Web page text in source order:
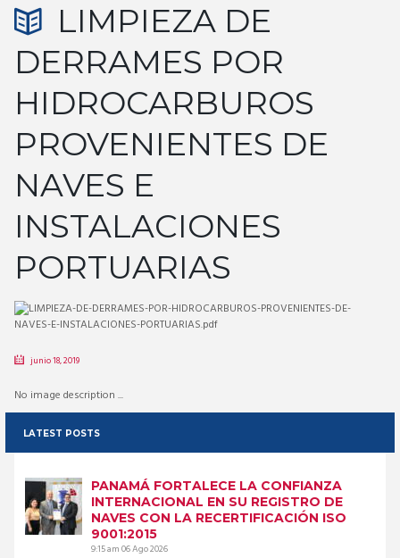
LIMPIEZA DE
DERRAMES POR
HIDROCARBUROS
PROVENIENTES DE
NAVES E
INSTALACIONES
PORTUARIAS
junio 18, 2019
No image description ...
LATEST POSTS
PANAMÁ FORTALECE LA CONFIANZA
INTERNACIONAL EN SU REGISTRO DE
NAVES CON LA RECERTIFICACIÓN ISO
9001:2015
9:15 am06 Ago 2026